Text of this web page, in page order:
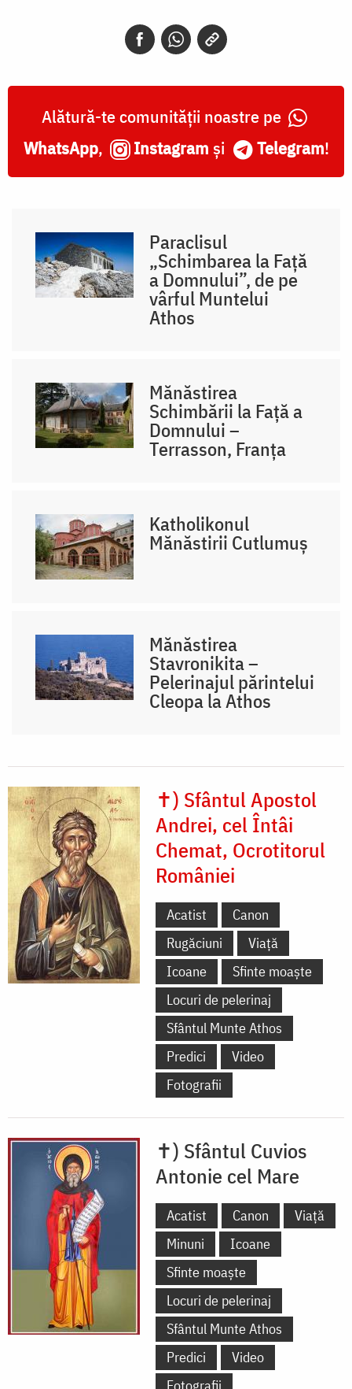
Alătură-te comunității noastre pe
WhatsApp, Instagram și Telegram!
Paraclisul
„Schimbarea la Față
a Domnului”, de pe
vârful Muntelui
Athos
Mănăstirea
Schimbării la Față a
Domnului –
Terrasson, Franţa
Katholikonul
Mănăstirii Cutlumuș
Mănăstirea
Stavronikita –
Pelerinajul părintelui
Cleopa la Athos
✝) Sfântul Apostol
Andrei, cel Întâi
Chemat, Ocrotitorul
României
Acatist
Canon
Rugăciuni
Viață
Icoane
Sfinte moaște
Locuri de pelerinaj
Sfântul Munte Athos
Predici
Video
Fotografii
✝) Sfântul Cuvios
Antonie cel Mare
Acatist Canon
Viață
Minuni
Icoane
Sfinte moaște
Locuri de pelerinaj
Sfântul Munte Athos
Predici
Video
Fotografii